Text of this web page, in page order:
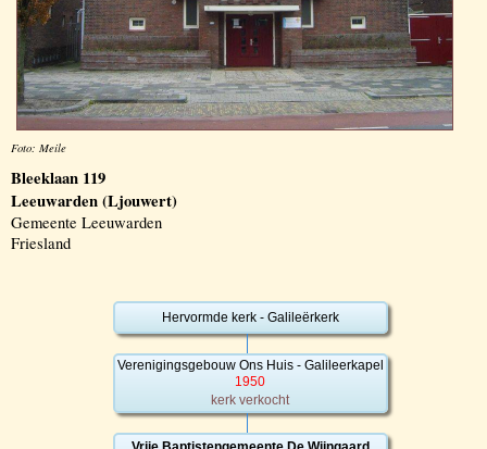
Foto: Meile
Bleeklaan 119
Leeuwarden (Ljouwert)
Gemeente Leeuwarden
Friesland
Hervormde kerk - Galileërkerk
Verenigingsgebouw Ons Huis - Galileerkapel
1950
kerk verkocht